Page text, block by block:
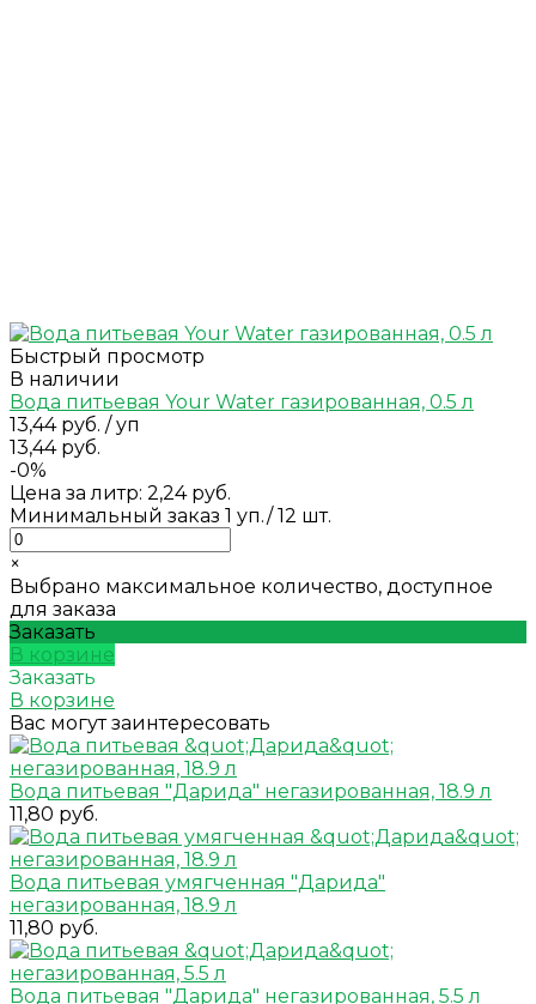
Быстрый просмотр
В наличии
Вода питьевая Your Water газированная, 0.5 л
13,44 руб. /уп
13,44 руб.
-0%
Цена за литр: 2,24 руб.
Минимальный заказ 1 уп./ 12 шт.
×
Выбрано максимальное количество, доступное
для заказа
Заказать
В корзине
Заказать
В корзине
Вас могут заинтересовать
Вода питьевая "Дарида" негазированная, 18.9 л
11,80 руб.
Вода питьевая умягченная "Дарида"
негазированная, 18.9 л
11,80 руб.
Вода питьевая "Дарида" негазированная, 5.5 л